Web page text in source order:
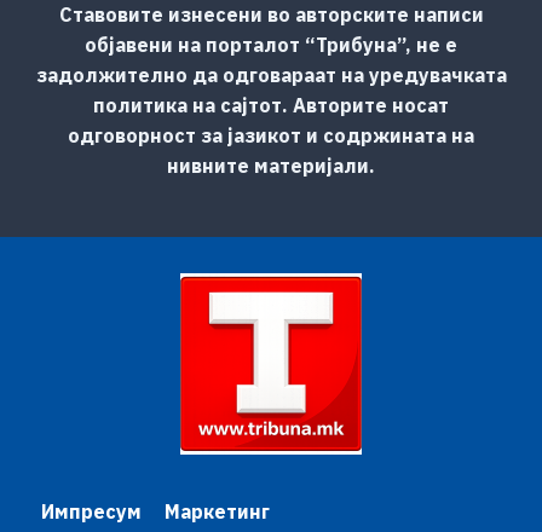
Ставовите изнесени во авторските написи
објавени на порталот “Трибуна”, не е
задолжително да одговараат на уредувачката
политика на сајтот. Авторите носат
одговорност за јазикот и содржината на
нивните материјали.
Импресум Маркетинг